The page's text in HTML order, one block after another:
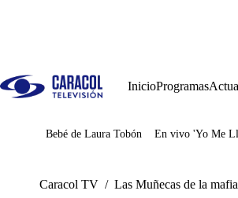
InicioProgramas
Juegos
Bebé de Laura Tobón En vivo 'Yo Me
Caracol TV / Las Muñecas de la